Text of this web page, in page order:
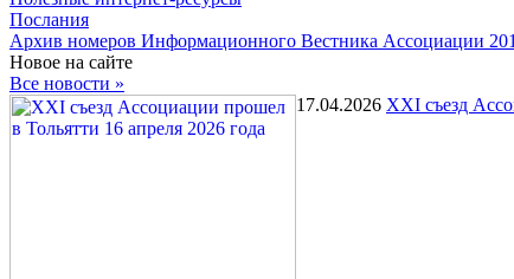
Послания
Архив номеров Информационного Вестника Ассоциации
Новое на сайте
Все новости »
17.04.2026 XXI съезд